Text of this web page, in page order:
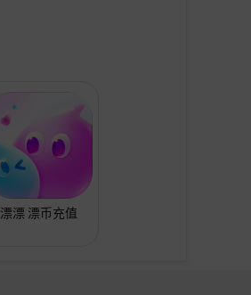
漂漂 漂币充值